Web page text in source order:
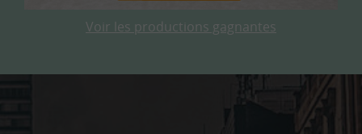
Voir les productions gagnantes